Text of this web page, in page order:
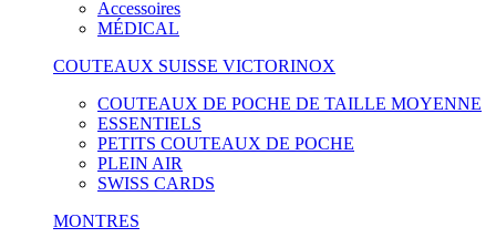
Accessoires
MÉDICAL
COUTEAUX SUISSE VICTORINOX
COUTEAUX DE POCHE DE TAILLE MOYENNE
ESSENTIELS
PETITS COUTEAUX DE POCHE
PLEIN AIR
SWISS CARDS
MONTRES